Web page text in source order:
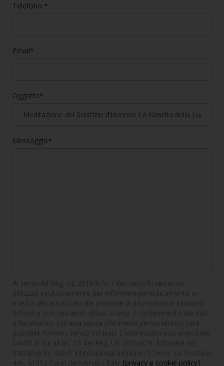
Telefono *
Email*
Oggetto*
Messaggio*
[privacy e cookie policy]